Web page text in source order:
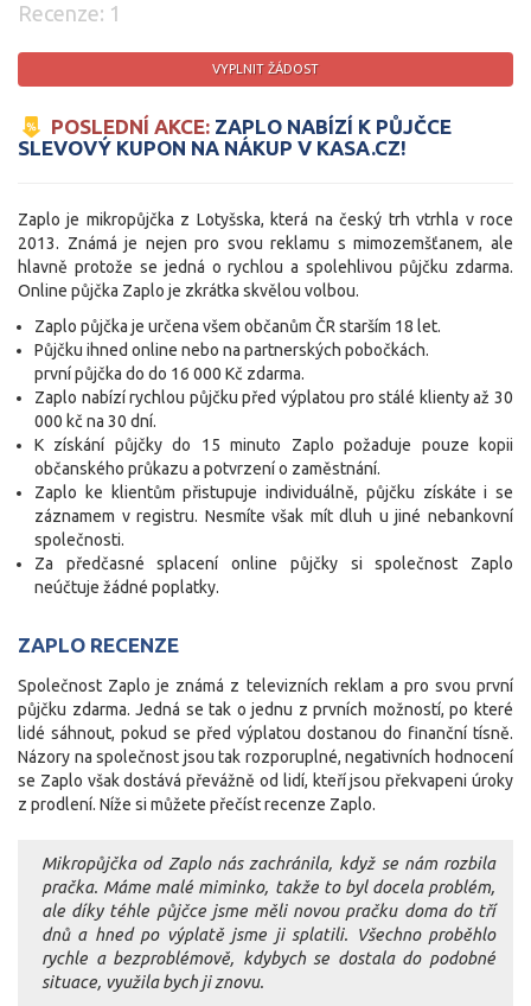
Recenze: 1
VYPLNIT ŽÁDOST
POSLEDNÍ AKCE: ZAPLO NABÍZÍ K PŮJČCE
SLEVOVÝ KUPON NA NÁKUP V KASA.CZ!
Zaplo je mikropůjčka z Lotyšska, která na český trh vtrhla v roce
2013. Známá je nejen pro svou reklamu s mimozemšťanem, ale
hlavně protože se jedná o rychlou a spolehlivou půjčku zdarma.
Online půjčka Zaplo je zkrátka skvělou volbou.
Zaplo půjčka je určena všem občanům ČR starším 18 let.
Půjčku ihned online nebo na partnerských pobočkách.
první půjčka do do 16 000 Kč zdarma.
Zaplo nabízí rychlou půjčku před výplatou pro stálé klienty až 30
000 kč na 30 dní.
K získání půjčky do 15 minuto Zaplo požaduje pouze kopii
občanského průkazu a potvrzení o zaměstnání.
Zaplo ke klientům přistupuje individuálně, půjčku získáte i se
záznamem v registru. Nesmíte však mít dluh u jiné nebankovní
společnosti.
Za předčasné splacení online půjčky si společnost Zaplo
neúčtuje žádné poplatky.
ZAPLO RECENZE
Společnost Zaplo je známá z televizních reklam a pro svou první
půjčku zdarma. Jedná se tak o jednu z prvních možností, po které
lidé sáhnout, pokud se před výplatou dostanou do finanční tísně.
Názory na společnost jsou tak rozporuplné, negativních hodnocení
se Zaplo však dostává převážně od lidí, kteří jsou překvapeni úroky
z prodlení. Níže si můžete přečíst recenze Zaplo.
Mikropůjčka od Zaplo nás zachránila, když se nám rozbila
pračka. Máme malé miminko, takže to byl docela problém,
ale díky téhle půjčce jsme měli novou pračku doma do tří
dnů a hned po výplatě jsme ji splatili. Všechno proběhlo
rychle a bezproblémově, kdybych se dostala do podobné
situace, využila bych ji znovu.